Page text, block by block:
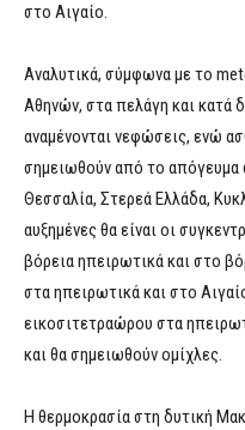
στο Αιγαίο.
Αναλυτικά, σύμφωνα με το
Αθηνών, στα πελάγη και κατά
αναμένονται νεφώσεις, ενώ
σημειωθούν από το απόγευμα
Θεσσαλία, Στερεά Ελλάδα,
αυξημένες θα είναι οι
βόρεια ηπειρωτικά και στο
στα ηπειρωτικά και στο
εικοσιτετραώρου στα
και θα σημειωθούν ομίχλες.
Η θερμοκρασία στη δυτική